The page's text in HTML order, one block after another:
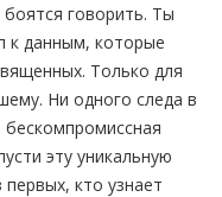
говорить. Ты
к данным, которые
Только для
Ни одного следа в
бескомпромиссная
эту уникальную
кто узнает